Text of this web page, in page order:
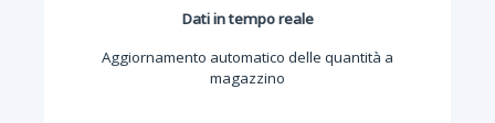
Dati in tempo reale
Aggiornamento automatico delle quantità a
magazzino